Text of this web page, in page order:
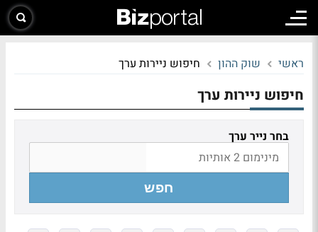
ראשי שוק ההון חיפוש ניירות ערך
חיפוש ניירות ערך
בחר נייר ערך
חפש